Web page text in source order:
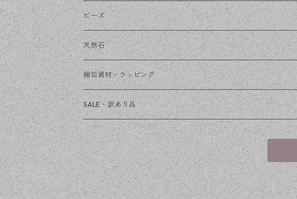
チェーン
その他
ファーボール
リボン金具
ビーズ
天然石
穴あき
穴なし
梱包資材・ラッピング
発送ボックス
アクセサリー台紙
OPP袋
SALE・訳あり品